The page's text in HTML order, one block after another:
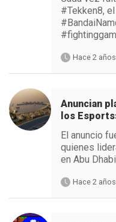
#Tekken8,
Hace 2 años
Anuncian
los
El anuncio
quienes
en Abu
Hace 2 años